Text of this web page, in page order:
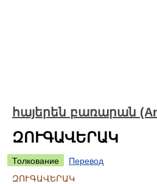
հայերեն բառարան
ԶՈՒԳԱՎԵՐԱԿ
Толкование
Перевод
ԶՈՒԳԱՎԵՐԱԿ